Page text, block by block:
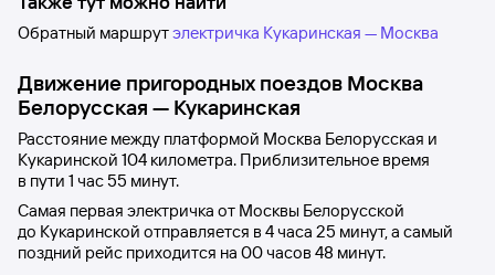
Обратный маршрутэлектричка Кукаринская — Москва
Движение пригородных поездов Москва
Белорусская — Кукаринская
Расстояние между платформой Москва Белорусская и
Кукаринской 104 километра. Приблизительное время
в пути 1 час 55 минут.
Самая первая электричка от Москвы Белорусской
до Кукаринской отправляется в 4часа 25 минут, а самый
поздний рейс приходится на 00часов 48 минут.